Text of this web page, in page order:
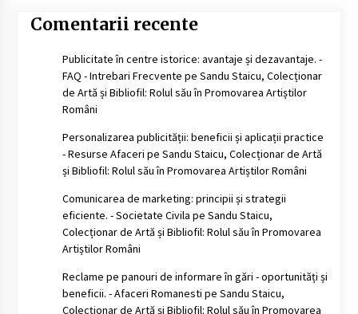
Comentarii recente
Publicitate în centre istorice: avantaje și dezavantaje. -
FAQ - Intrebari Frecvente pe Sandu Staicu, Colecționar
de Artă și Bibliofil: Rolul său în Promovarea Artiștilor
Români
Personalizarea publicității: beneficii și aplicații practice
- Resurse Afaceri pe Sandu Staicu, Colecționar de Artă
și Bibliofil: Rolul său în Promovarea Artiștilor Români
Comunicarea de marketing: principii și strategii
eficiente. - Societate Civila pe Sandu Staicu,
Colecționar de Artă și Bibliofil: Rolul său în Promovarea
Artiștilor Români
Reclame pe panouri de informare în gări - oportunități și
beneficii. - Afaceri Romanesti pe Sandu Staicu,
Colecționar de Artă și Bibliofil: Rolul său în Promovarea